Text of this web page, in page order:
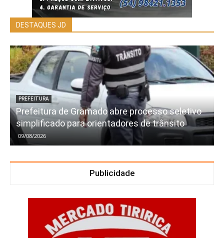
DESTAQUES JD
PREFEITURA
Prefeitura de Gramado abre processo seletivo
simplificado para orientadores de trânsito
09/08/2026
Publicidade